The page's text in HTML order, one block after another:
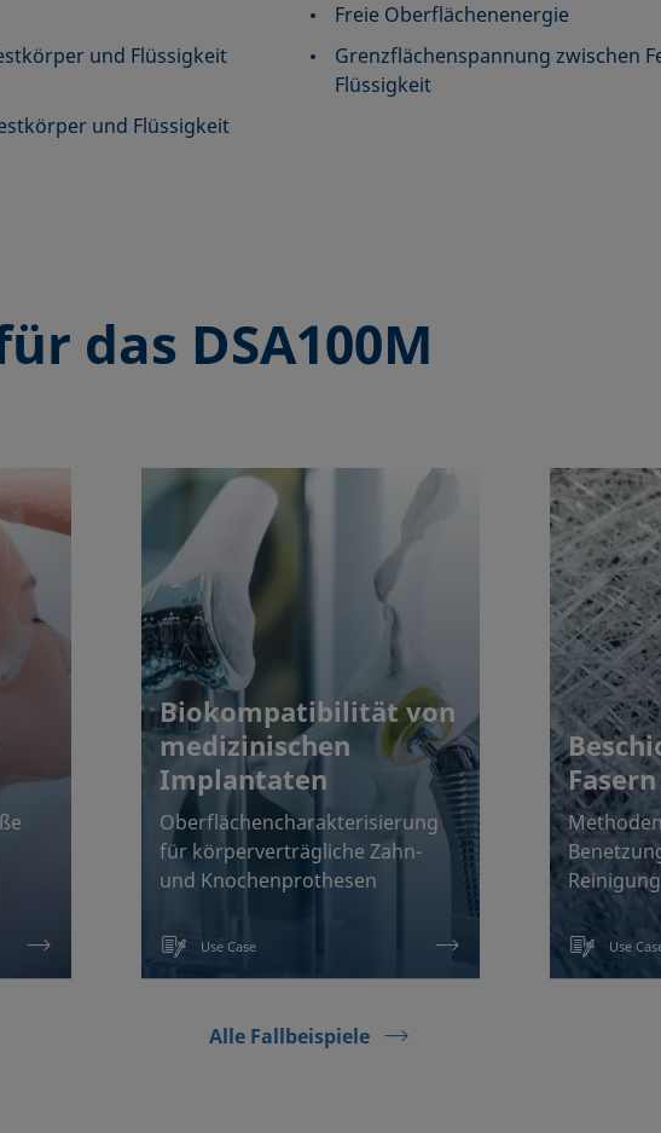
Freie Oberflächenenergie
und Flüssigkeit
Grenzflächenspannung zwischen
Flüssigkeit
und Flüssigkeit
das DSA100M
Biokompatibilität von
medizinischen
Implantaten
Oberflächencharakterisierung
für körperverträgliche Zahn-
und Knochenprothesen
Use Case
Fasern
Reinigung
Use
Alle Fallbeispiele